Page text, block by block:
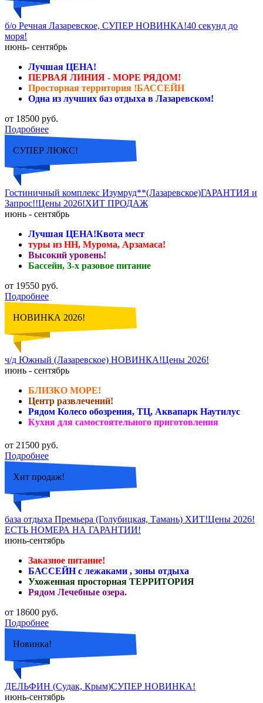
б/о Речная Лазаревское, СУПЕР НОВИНКА!40 секунд до
моря!
июнь- сентябрь
Лучшая ЦЕНА!
ПЕРВАЯ ЛИНИЯ - МОРЕ РЯДОМ!
Просторная территория !БАССЕЙН
Одна из лучших баз отдыха в Лазаревском!
от 18500 руб.
Подробнее
СУПЕР ЛЮКС!
Гостиничный комплекс Изумруд**(Лазаревское)ГАРАНТИЯ и
Запрос!!Цены 2026!ХИТ ПРОДАЖ
июнь - сентябрь
Лучшая ЦЕНА!Квота мест
туры из НН, Мурома, Арзамаса!
Высокий уровень!
Бассейн, 3-х разовое питание
от 19550 руб.
Подробнее
НОВИНКА 2026!
ч/д Южный (Лазаревское) НОВИНКА!Цены 2026!
июнь - сентябрь
БЛИЗКО МОРЕ!
Центр развлечений!
Рядом Колесо обозрения, ТЦ, Аквапарк Наутилус
Кухня для самостоятельного приготовления
от 21500 руб.
Подробнее
Хит продаж!
база отдыха Премьера (Голубицкая, Тамань) ХИТ!Цены 2026!
ЕСТЬ НОМЕРА НА ГАРАНТИИ!
июнь-сентябрь
Заказное питание!
БАССЕЙН с лежаками , зоны отдыха
Ухоженная просторная ТЕРРИТОРИЯ
Рядом Лечебные озера.
от 18600 руб.
Подробнее
Новинка!
ДЕЛЬФИН (Судак, Крым)СУПЕР НОВИНКА!
июнь-сентябрь